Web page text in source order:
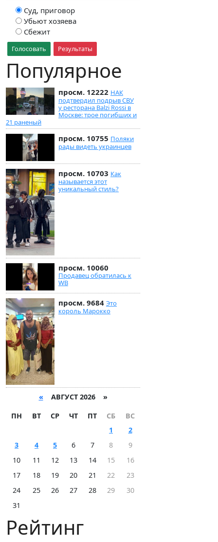
Суд, приговор
Убьют хозяева
Сбежит
Голосовать Результаты
Популярное
просм. 12222 НАК
подтвердил подрыв СВУ
у ресторана Balzi Rossi в
Москве: трое погибших и
21 раненый
просм. 10755 Поляки
рады видеть украинцев
просм. 10703 Как
называется этот
уникальный стиль?
просм. 10060
Продавец обратилась к
WB
просм. 9684 Это
король Марокко
« АВГУСТ 2026 »
ПН ВТ СР ЧТ ПТ СБ
ВС
1
2
3
4 5 6 7 8
9
10
11 12 13 14 15
16
17
18 19 20 21 22
23
24
25 26 27 28 29
30
31
Рейтинг